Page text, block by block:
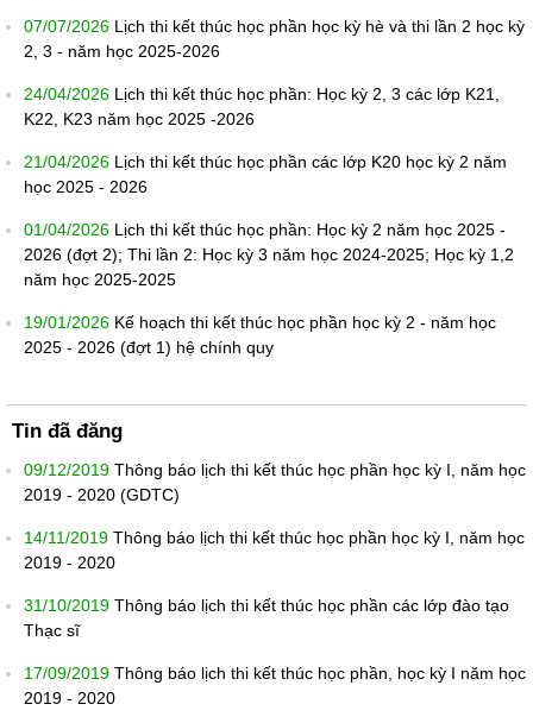
07/07/2026 Lịch thi kết thúc học phần học kỳ hè và thi lần 2 học kỳ
2, 3 - năm học 2025-2026
24/04/2026 Lịch thi kết thúc học phần: Học kỳ 2, 3 các lớp K21,
K22, K23 năm học 2025 -2026
21/04/2026 Lịch thi kết thúc học phần các lớp K20 học kỳ 2 năm
học 2025 - 2026
01/04/2026 Lịch thi kết thúc học phần: Học kỳ 2 năm học 2025 -
2026 (đợt 2); Thi lần 2: Học kỳ 3 năm học 2024-2025; Học kỳ 1,2
năm học 2025-2025
19/01/2026 Kế hoạch thi kết thúc học phần học kỳ 2 - năm học
2025 - 2026 (đợt 1) hệ chính quy
Tin đã đăng
09/12/2019 Thông báo lịch thi kết thúc học phần học kỳ I, năm học
2019 - 2020 (GDTC)
14/11/2019 Thông báo lịch thi kết thúc học phần học kỳ I, năm học
2019 - 2020
31/10/2019 Thông báo lịch thi kết thúc học phần các lớp đào tạo
Thạc sĩ
17/09/2019 Thông báo lịch thi kết thúc học phần, học kỳ I năm học
2019 - 2020